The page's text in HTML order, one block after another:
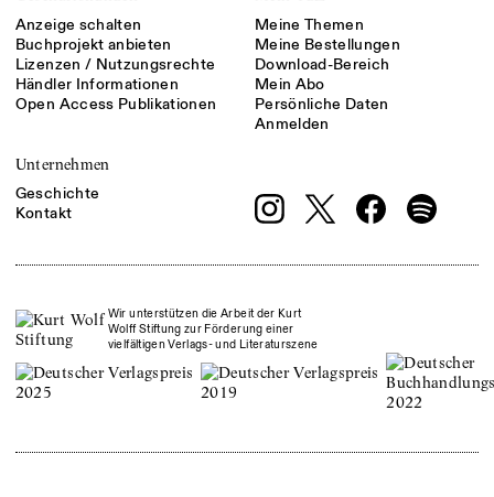
Anzeige schalten
Buchprojekt anbieten
Lizenzen / Nutzungsrechte
Händler Informationen
Open Access Publikationen
Meine Themen
Meine Bestellungen
Download-Bereich
Mein Abo
Persönliche Daten
Anmelden
Unternehmen
Geschichte
Kontakt
Wir unterstützen die Arbeit der Kurt
Wolff Stiftung zur Förderung einer
vielfältigen Verlags- und Literaturszene